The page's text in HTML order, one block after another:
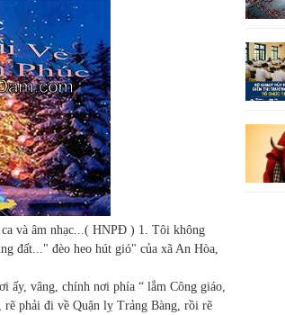
và âm nhạc...( HNPĐ ) 1. Tôi không
đất..." đèo heo hút gió" của xã An Hòa,
vâng, chính nơi phía “ lắm Công giáo,
phải đi về Quận lỵ Trảng Bàng, rồi rẽ